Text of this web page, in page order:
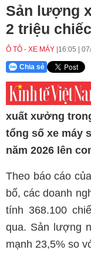
Sản lượng
2 triệu
Ô TÔ - XE MÁY 16:05
Chia sẻ
xuất xưởng
tổng số xe máy
năm 2026 lên
Theo báo cáo
bố, các doanh
tính 368.100
qua. Sản lượng
mạnh 23,5% so